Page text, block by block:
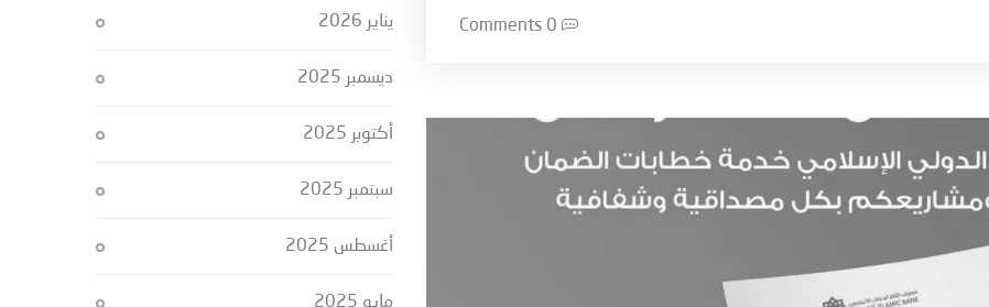
0 Comments يناير 2026
ديسمبر 2025
أكتوبر 2025
سبتمبر 2025
أغسطس 2025
مايو 2025